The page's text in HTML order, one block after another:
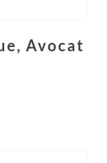
Avocat